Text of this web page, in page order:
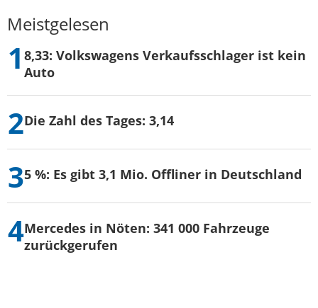
Meistgelesen
8,33: Volkswagens Verkaufsschlager ist kein
Auto
Die Zahl des Tages: 3,14
5 %: Es gibt 3,1 Mio. Offliner in Deutschland
Mercedes in Nöten: 341 000 Fahrzeuge
zurückgerufen